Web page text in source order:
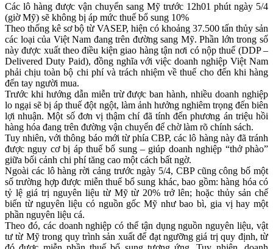
Các lô hàng được vận chuyển sang Mỹ trước 12h01 phút ngày 5/4
(giờ Mỹ) sẽ không bị áp mức thuế bổ sung 10%
Theo thống kê sơ bộ từ VASEP, hiện có khoảng 37.500 tấn thủy sản
các loại của Việt Nam đang trên đường sang Mỹ. Phần lớn trong số
này được xuất theo điều kiện giao hàng tận nơi có nộp thuế (DDP –
Delivered Duty Paid), đồng nghĩa với việc doanh nghiệp Việt Nam
phải chịu toàn bộ chi phí và trách nhiệm về thuế cho đến khi hàng
đến tay người mua.
Trước khi hướng dẫn miễn trừ được ban hành, nhiều doanh nghiệp
lo ngại sẽ bị áp thuế đột ngột, làm ảnh hưởng nghiêm trọng đến biên
lợi nhuận. Một số đơn vị thậm chí đã tính đến phương án triệu hồi
hàng hóa đang trên đường vận chuyển để chờ làm rõ chính sách.
Tuy nhiên, với thông báo mới từ phía CBP, các lô hàng này đã tránh
được nguy cơ bị áp thuế bổ sung – giúp doanh nghiệp “thở phào”
giữa bối cảnh chi phí tăng cao một cách bất ngờ.
Ngoài các lô hàng rời cảng trước ngày 5/4, CBP cũng công bố một
số trường hợp được miễn thuế bổ sung khác, bao gồm: hàng hóa có
tỷ lệ giá trị nguyên liệu từ Mỹ từ 20% trở lên; hoặc thủy sản chế
biến từ nguyên liệu có nguồn gốc Mỹ như bao bì, gia vị hay một
phần nguyên liệu cá.
Theo đó, các doanh nghiệp có thể tận dụng nguồn nguyên liệu, vật
tư từ Mỹ trong quy trình sản xuất để đạt ngưỡng giá trị quy định, từ